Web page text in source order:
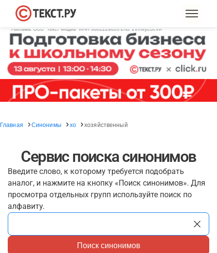
Главная Синонимы хо хозяйственный
Сервис поиска синонимов
Введите слово, к которому требуется подобрать
аналог, и нажмите на кнопку «Поиск синонимов». Для
просмотра отдельных групп используйте поиск по
алфавиту.
Поиск синонимов